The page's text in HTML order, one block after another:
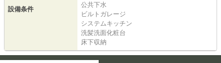
設備条件
公共下水
ビルトガレージ
システムキッチン
洗髪洗面化粧台
床下収納